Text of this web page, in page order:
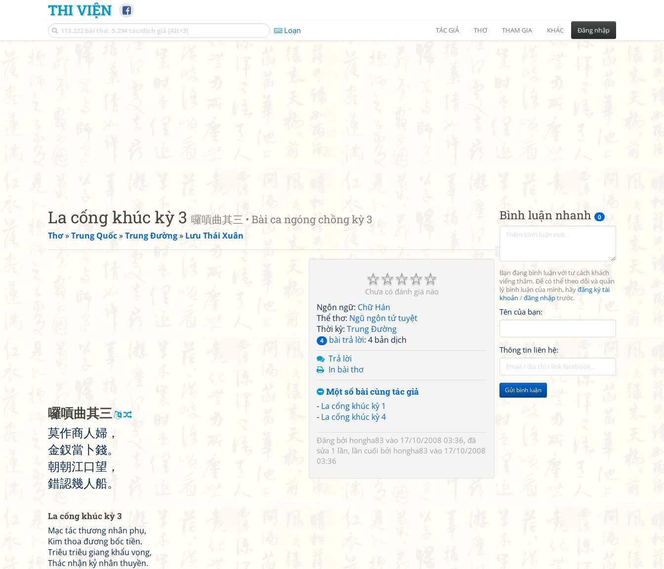
THI VIỆN
Loạn TÁC GIẢ THƠ THAM GIA KHÁC Đăng nhập
Bình luận nhanh 0
Bạn đang bình luận với tư cách khách
viếng thăm. Để có thể theo dõi và quản
lý bình luận của mình, hãyđăng ký tài
khoản /đăng nhậptrước.
Tên của bạn:
Thông tin liên hệ:
Gửi bình luận
La cống khúc kỳ 3 囉嗊曲其三 • Bài ca ngóng chồng kỳ 3
Thơ»Trung Quốc»Trung Đường» Lưu Thái Xuân
☆
☆
☆
☆
☆
Chưa có đánh giá nào
Ngôn ngữ: Chữ Hán
Thể thơ: Ngũ ngôn tứ tuyệt
Thời kỳ: Trung Đường
4 bài trả lời: 4 bản dịch
Trả lời
In bài thơ
Một số bài cùng tác giả
- La cống khúc kỳ 1
- La cống khúc kỳ 4
Đăng bởi hongha83 vào 17/10/2008 03:36, đã
sửa 1 lần, lần cuối bởi hongha83 vào 17/10/2008
03:36
囉嗊曲其三
莫作商 人婦 ，
金釵當 卜錢。
朝朝江口望 ，
錯認幾 人 船。
La cống khúc kỳ 3
Mạc tác thương nhân phụ,
Kim thoa đương bốc tiền.
Triêu triêu giang khẩu vọng,
Thác nhận kỷ nhân thuyền.